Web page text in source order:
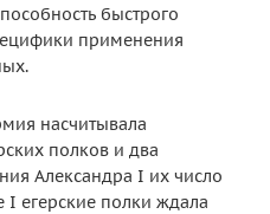
быстрого
применения
насчитывала
полков и два
Александра I их число
I егерские полки ждала